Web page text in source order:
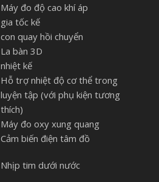
Máy đo độ cao khí áp
gia tốc kế
con quay hồi chuyển
La bàn 3D
nhiệt kế
Hỗ trợ nhiệt độ cơ thể trong
luyện tập (với phụ kiện tương
thích)
Máy đo oxy xung quang
Cảm biến điện tâm đồ
Nhịp tim dưới nước